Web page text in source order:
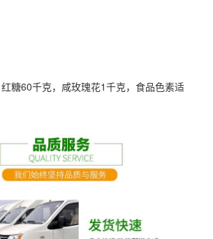
糖60千克，咸玫瑰花1千克，食品色素适